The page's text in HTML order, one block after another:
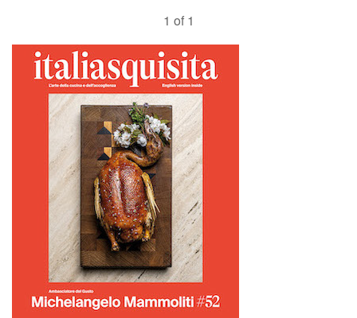
1 of 1